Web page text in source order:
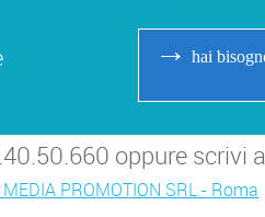
→ hai
oppure scrivi
PROMOTION SRL - Roma